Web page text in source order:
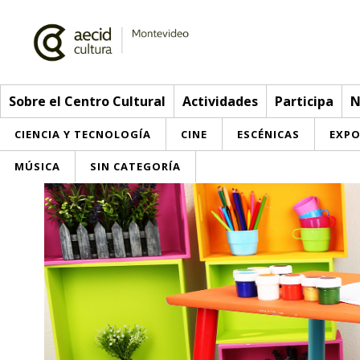
Sobre el Centro Cultural Actividades Participa
CIENCIA Y TECNOLOGÍA CINE ESCÉNICAS
MÚSICA SIN CATEGORÍA
Sobre el Centro Cultural
Red AECID
Equipo
Instalaciones
Visítanos
Actividades
> Go to Actividades
This week
Inscriptions
Participa
Envíanos tu propuesta
Buzón de sugerencias
Noticias
Convocatorias